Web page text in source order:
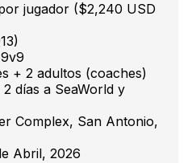
jugador ($2,240 USD
9v9
+ 2 adultos (coaches)
días a SeaWorld y
Complex, San Antonio,
Abril, 2026